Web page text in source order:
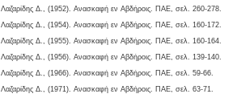
Λαζαρίδης Δ., (1952). Ανασκαφή εν Αβδήροις. ΠΑΕ, σελ. 260-278.
Λαζαρίδης Δ., (1954). Ανασκαφή εν Αβδήροις. ΠΑΕ, σελ. 160-172.
Λαζαρίδης Δ., (1955). Ανασκαφή εν Αβδήροις. ΠΑΕ, σελ. 160-164.
Λαζαρίδης Δ., (1956). Ανασκαφή εν Αβδήροις. ΠΑΕ, σελ. 139-140.
Λαζαρίδης Δ., (1966). Ανασκαφή εν Αβδήροις. ΠΑΕ, σελ. 59-66.
Λαζαρίδης Δ., (1971). Ανασκαφή εν Αβδήροις. ΠΑΕ, σελ. 63-71.